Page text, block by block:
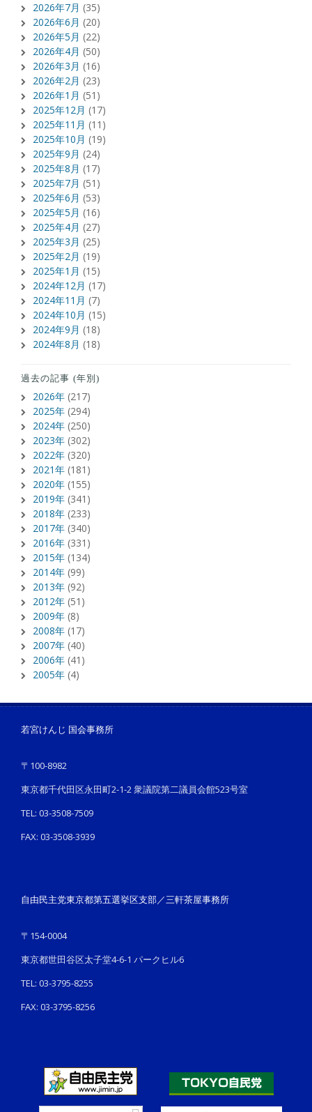
2026年7月 (35)
2026年6月 (20)
2026年5月 (22)
2026年4月 (50)
2026年3月 (16)
2026年2月 (23)
2026年1月 (51)
2025年12月 (17)
2025年11月 (11)
2025年10月 (19)
2025年9月 (24)
2025年8月 (17)
2025年7月 (51)
2025年6月 (53)
2025年5月 (16)
2025年4月 (27)
2025年3月 (25)
2025年2月 (19)
2025年1月 (15)
2024年12月 (17)
2024年11月 (7)
2024年10月 (15)
2024年9月 (18)
2024年8月 (18)
過去の記事 (年別)
2026年 (217)
2025年 (294)
2024年 (250)
2023年 (302)
2022年 (320)
2021年 (181)
2020年 (155)
2019年 (341)
2018年 (233)
2017年 (340)
2016年 (331)
2015年 (134)
2014年 (99)
2013年 (92)
2012年 (51)
2009年 (8)
2008年 (17)
2007年 (40)
2006年 (41)
2005年 (4)
若宮けんじ 国会事務所
〒100-8982
東京都千代田区永田町2-1-2 衆議院第二議員会館523号室
TEL: 03-3508-7509
FAX: 03-3508-3939
自由民主党東京都第五選挙区支部／三軒茶屋事務所
〒154-0004
東京都世田谷区太子堂4-6-1 パークヒル6
TEL: 03-3795-8255
FAX: 03-3795-8256